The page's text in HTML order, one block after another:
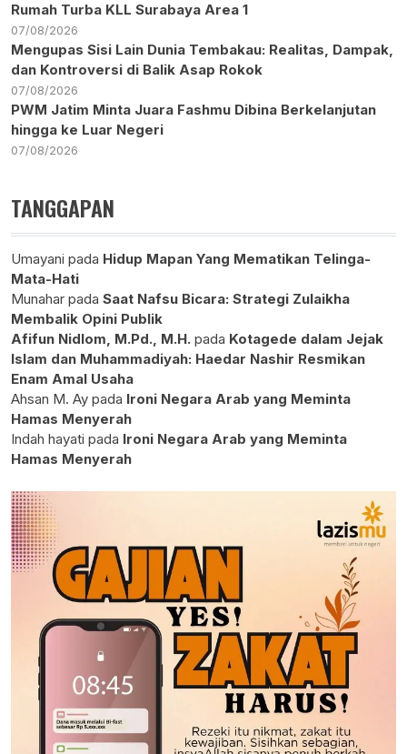
Rumah Turba KLL Surabaya Area 1
07/08/2026
Mengupas Sisi Lain Dunia Tembakau: Realitas, Dampak,
dan Kontroversi di Balik Asap Rokok
07/08/2026
PWM Jatim Minta Juara Fashmu Dibina Berkelanjutan
hingga ke Luar Negeri
07/08/2026
TANGGAPAN
Umayani pada Hidup Mapan Yang Mematikan Telinga-
Mata-Hati
Munahar pada Saat Nafsu Bicara: Strategi Zulaikha
Membalik Opini Publik
Afifun Nidlom, M.Pd., M.H. pada Kotagede dalam Jejak
Islam dan Muhammadiyah: Haedar Nashir Resmikan
Enam Amal Usaha
Ahsan M. Ay pada Ironi Negara Arab yang Meminta
Hamas Menyerah
Indah hayati pada Ironi Negara Arab yang Meminta
Hamas Menyerah